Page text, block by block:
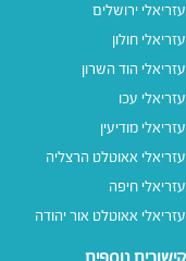
עזריאלי ירושלים
עזריאלי חולון
עזריאלי הוד השרון
עזריאלי עכו
עזריאלי מודיעין
עזריאלי אאוטלט הרצליה
עזריאלי חיפה
עזריאלי אאוטלט אור יהודה